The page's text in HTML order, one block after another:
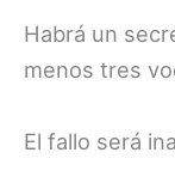
Habrá un
menos tres
El fallo será